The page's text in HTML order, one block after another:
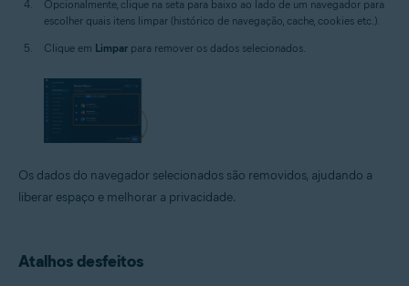
Opcionalmente, clique na seta para baixo ao lado de um navegador para
escolher quais itens limpar (histórico de navegação, cache, cookies etc.).
Clique em Limpar para remover os dados selecionados.
Os dados do navegador selecionados são removidos, ajudando a
liberar espaço e melhorar a privacidade.
Atalhos desfeitos